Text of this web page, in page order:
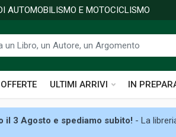
AUTOMOBILISMO E MOTOCICLISMO
OFFERTE ULTIMI ARRIVI IN
il 3 Agosto e spediamo subito! - La